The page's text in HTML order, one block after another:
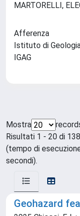
MARTORELLI,
Afferenza
Istituto di
IGAG
Mostra
Risultati 1 - 20 di 138
(tempo di
secondi).
Geohazard